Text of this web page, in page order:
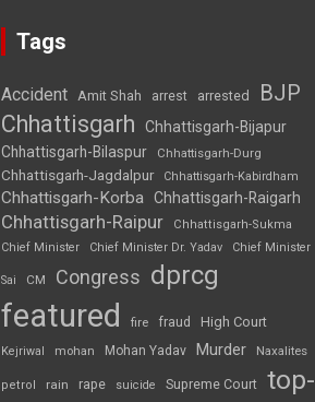
Tags
Accident Amit Shah arrest arrested BJP
Chhattisgarh
Chhattisgarh-Bijapur
Chhattisgarh-Bilaspur
Chhattisgarh-Durg
Chhattisgarh-Jagdalpur Chhattisgarh-Kabirdham
Chhattisgarh-Korba Chhattisgarh-Raigarh
Chhattisgarh-Raipur
Chhattisgarh-Sukma
Chief Minister
Chief Minister Dr. Yadav Chief Minister
Sai CM Congress dprcg
featured fire fraud High Court
Kejriwal mohan Mohan Yadav Murder Naxalites
petrol rain rape suicide Supreme Court top-